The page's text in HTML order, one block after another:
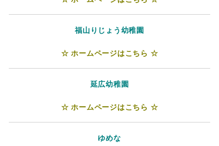
福山りじょう幼稚園
☆ ホームページはこちら ☆
延広幼稚園
☆ ホームページはこちら ☆
ゆめな